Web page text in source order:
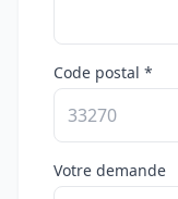
Code postal *
Votre demande